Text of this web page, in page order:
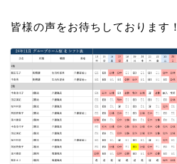
皆様の声をお待ちしております！